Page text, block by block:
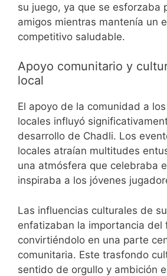
su juego, ya que se esforzaba
amigos mientras mantenía un
competitivo saludable.
Apoyo comunitario y
local
El apoyo de la comunidad a
locales influyó
desarrollo de Chadli. Los
locales atraían multitudes
una atmósfera que celebraba
inspiraba a los jóvenes
Las influencias culturales de
enfatizaban la importancia del
convirtiéndolo en una parte
comunitaria. Este trasfondo
sentido de orgullo y ambición